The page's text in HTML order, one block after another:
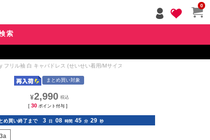
0
索
リル袖 白 キャバドレス (せいせい着用/Mサイズ対応) | myMinette/マイミネット
まとめ買い対象
¥2,990
[ 30 ポイント付与 ]
め買い終了まで 3 日 08 時間 45 分 27 秒
ジト
ップ